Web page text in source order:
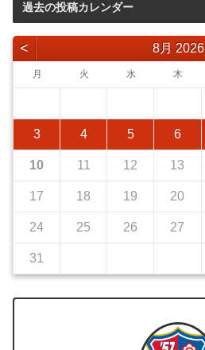
過去の投稿カレンダー
< 8月 2026
月 火 水 木
3 4 5 6
10 11 12 13
17 18 19 20
24 25 26 27
31